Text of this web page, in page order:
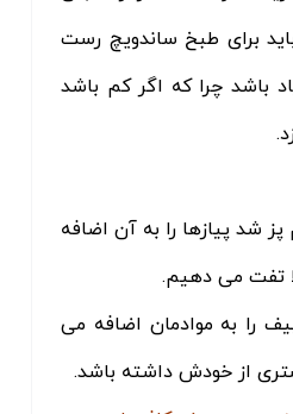
برای طبخ ساندویچ رست
باشد چرا که اگر کم باشد
شد پیازها را به آن اضافه
تفت می دهیم.
به موادمان اضافه می
از خودش داشته باشد.